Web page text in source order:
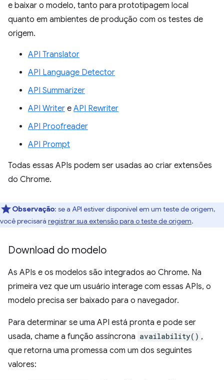
e baixar o modelo, tanto para prototipagem local
quanto em ambientes de produção com os testes de
origem.
API Translator
API Language Detector
API Summarizer
API Writer e API Rewriter
API Proofreader
API Prompt
Todas essas APIs podem ser usadas ao criar extensões
do Chrome.
Observação: se a API estiver disponível em um teste de origem,
você precisará registrar sua extensão para o teste de origem.
Download do modelo
As APIs e os modelos são integrados ao Chrome. Na
primeira vez que um usuário interage com essas APIs, o
modelo precisa ser baixado para o navegador.
Para determinar se uma API está pronta e pode ser
usada, chame a função assíncrona availability() ,
que retorna uma promessa com um dos seguintes
valores: